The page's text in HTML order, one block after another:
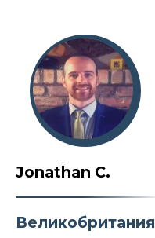
Jonathan C.
Великобритания